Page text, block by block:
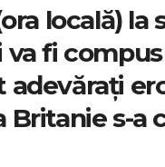
locală)
fi
adevărați
Britanie s-